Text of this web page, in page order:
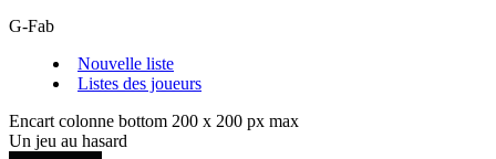
G-Fab
Nouvelle liste
Listes des joueurs
Encart colonne bottom 200 x 200 px max
Un jeu au hasard